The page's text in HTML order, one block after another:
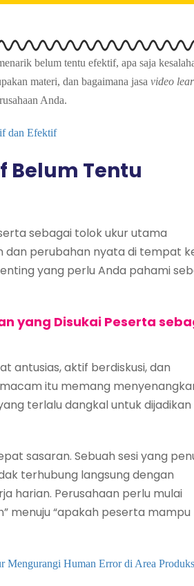
belum tentu efektif, apa saja
materi, dan bagaimana jasa video
Anda.
dan Efektif
Belum Tentu
sebagai tolok ukur utama
dan perubahan nyata di tempat
yang perlu Anda pahami
yang Disukai Peserta
antusias, aktif berdiskusi, dan
itu memang
terlalu dangkal untuk
sasaran. Sebuah sesi yang
terhubung langsung dengan
harian. Perusahaan perlu mulai
menuju “apakah peserta mampu
Mengurangi Human Error di Area